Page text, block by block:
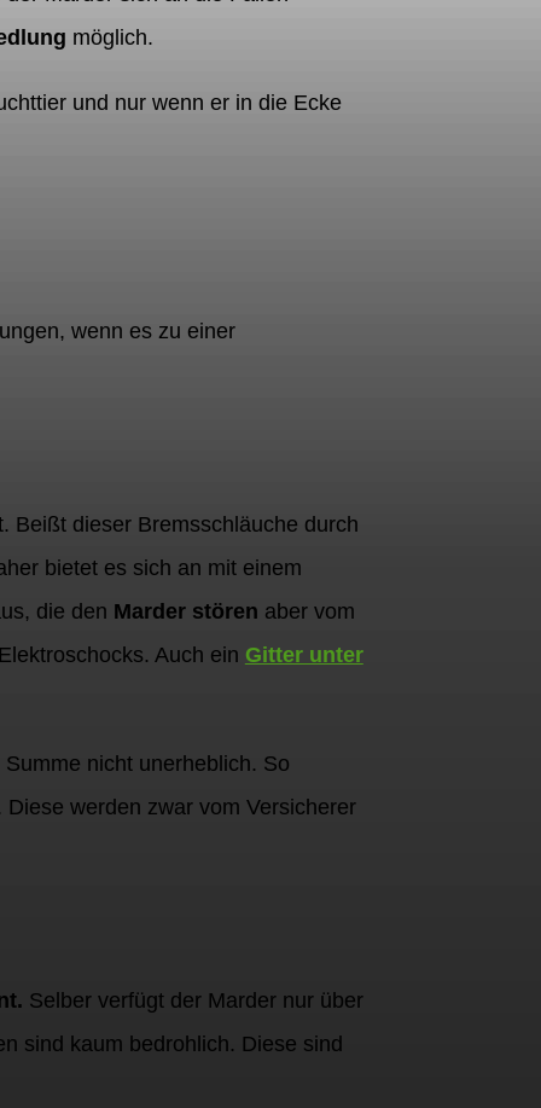
möglich.
und nur wenn er in die Ecke
wenn es zu einer
Beißt dieser Bremsschläuche durch
bietet es sich an mit einem
die den Marder stören aber vom
Auch ein Gitter unter
nicht unerheblich. So
Diese werden zwar vom Versicherer
Selber verfügt der Marder nur über
sind kaum bedrohlich. Diese sind